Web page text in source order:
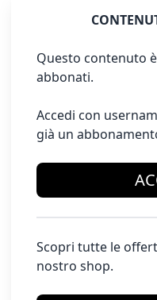
Questo contenuto
abbonati.
Accedi con
già un
Scopri tutte le
nostro shop.